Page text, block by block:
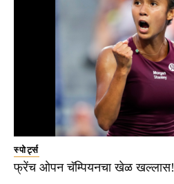
स्पोर्ट्स
फ्रेंच ओपन चॅम्पियनचा खेळ खल्लास!